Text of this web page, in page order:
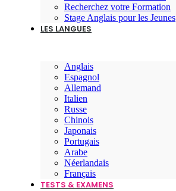
Recherchez votre Formation
Stage Anglais pour les Jeunes
LES LANGUES
Anglais
Espagnol
Allemand
Italien
Russe
Chinois
Japonais
Portugais
Arabe
Néerlandais
Français
TESTS & EXAMENS